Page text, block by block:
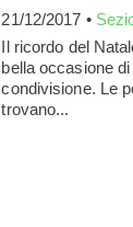
21/12/2017 •
Il ricordo del
bella occasione
condivisione. Le
trovano...